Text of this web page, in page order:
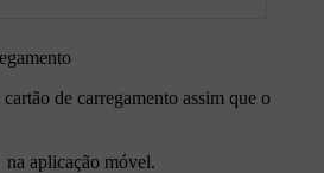
de carregamento assim que o
na aplicação móvel.